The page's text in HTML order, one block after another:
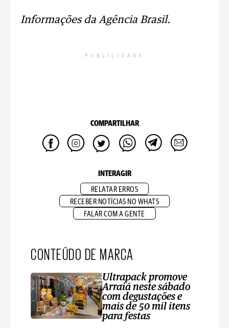
Informações da Agência Brasil.
PUBLICIDADE
COMPARTILHAR
INTERAGIR
RELATAR ERROS
RECEBER NOTÍCIAS NO WHATS
FALAR COM A GENTE
CONTEÚDO DE MARCA
Ultrapack promove
Arraiá neste sábado
com degustações e
mais de 50 mil itens
para festas